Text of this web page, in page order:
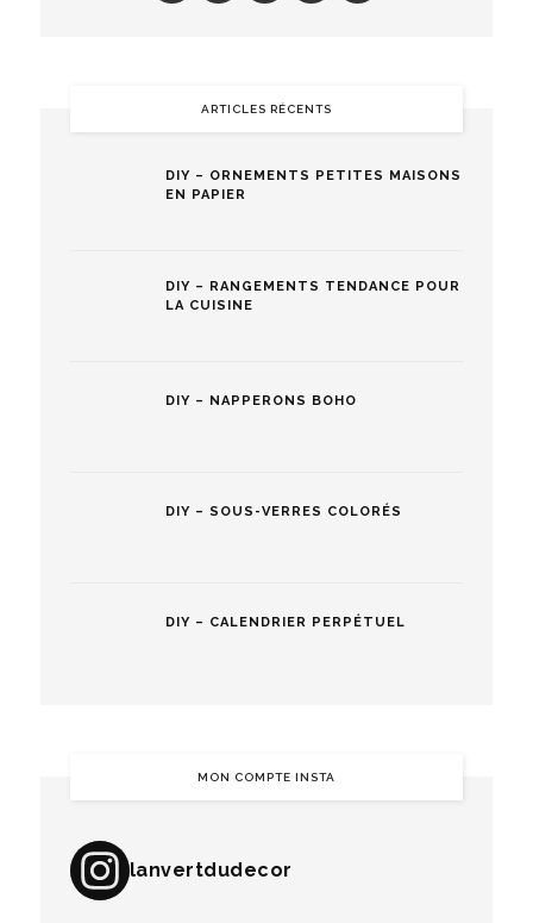
ARTICLES RÉCENTS
DIY – ORNEMENTS PETITES MAISONS
EN PAPIER
DIY – RANGEMENTS TENDANCE POUR
LA CUISINE
DIY – NAPPERONS BOHO
DIY – SOUS-VERRES COLORÉS
DIY – CALENDRIER PERPÉTUEL
MON COMPTE INSTA
lanvertdudecor